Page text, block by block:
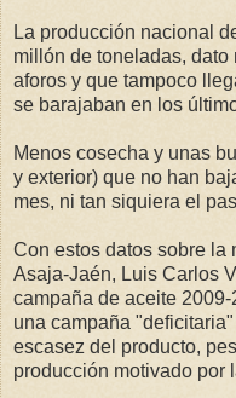
La producción nacional
millón de toneladas,
aforos y que tampoco
se barajaban en los
Menos cosecha y unas
y exterior) que no han
mes, ni tan siquiera el
Con estos datos sobre la
Asaja-Jaén, Luis Carlos
campaña de aceite
una campaña
escasez del producto,
producción motivado por